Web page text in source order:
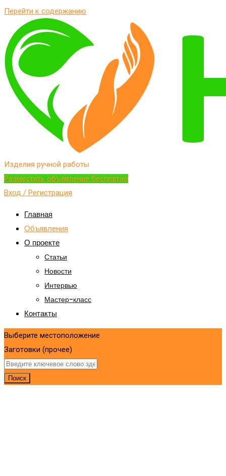
Перейти к содержанию
Изделия ручной работы
Разместить объявление бесплатно
Вход / Регистрация
Главная
Объявления
О проекте
Статьи
Новости
Интервью
Мастер-класс
Контакты
Выберите местоположение
Заготовки (прочее)
Поиск